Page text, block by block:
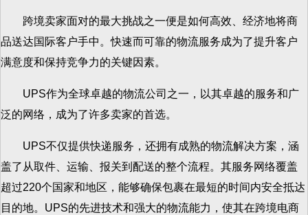
跨境卖家面对的最大挑战之一便是如何高效、经济地将商
品送达国际客户手中。快速而可靠的物流服务成为了提升客户
满意度和保持竞争力的关键因素。
UPS作为全球卓越的物流公司之一，以其卓越的服务和广
泛的网络，成为了许多卖家的首选。
UPS不仅提供快递服务，还拥有成熟的物流解决方案，涵
盖了从取件、运输、报关到配送的整个流程。其服务网络覆盖
超过220个国家和地区，能够确保包裹在最短的时间内安全抵达
目的地。UPS的先进技术和强大的物流能力，使其在跨境电商